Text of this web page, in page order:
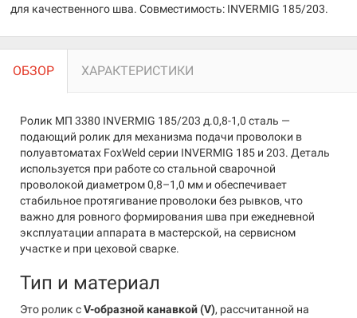
для качественного шва. Совместимость: INVERMIG 185/203.
ОБЗОР ХАРАКТЕРИСТИКИ
Ролик МП 3380 INVERMIG 185/203 д.0,8-1,0 сталь —
подающий ролик для механизма подачи проволоки в
полуавтоматах FoxWeld серии INVERMIG 185 и 203. Деталь
используется при работе со стальной сварочной
проволокой диаметром 0,8–1,0 мм и обеспечивает
стабильное протягивание проволоки без рывков, что
важно для ровного формирования шва при ежедневной
эксплуатации аппарата в мастерской, на сервисном
участке и при цеховой сварке.
Тип и материал
Это ролик сV-образной канавкой (V), рассчитанной на